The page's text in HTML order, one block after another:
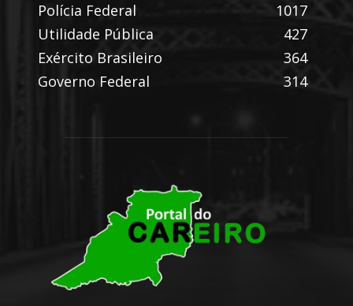
Polícia Federal
1017
Utilidade Pública
427
Exército Brasileiro
364
Governo Federal
314